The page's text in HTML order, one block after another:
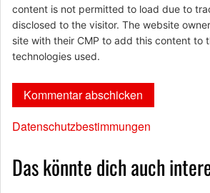
content is not permitted to load due to
disclosed to the visitor. The website
site with their CMP to add this content to
technologies used.
Datenschutzbestimmungen
Das könnte dich auch